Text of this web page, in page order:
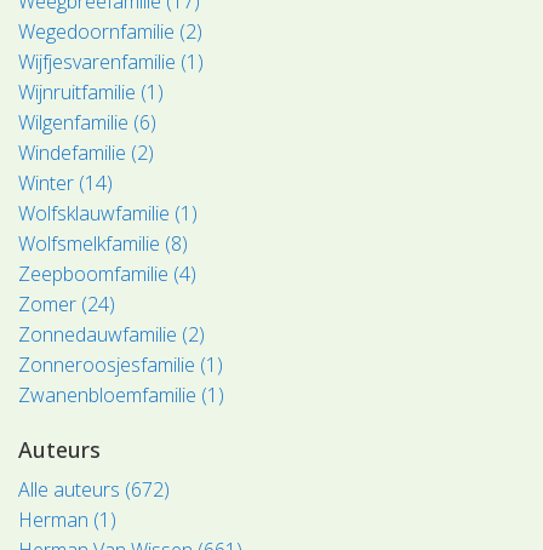
Wegedoornfamilie (2)
Wijfjesvarenfamilie (1)
Wijnruitfamilie (1)
Wilgenfamilie (6)
Windefamilie (2)
Winter (14)
Wolfsklauwfamilie (1)
Wolfsmelkfamilie (8)
Zeepboomfamilie (4)
Zomer (24)
Zonnedauwfamilie (2)
Zonneroosjesfamilie (1)
Zwanenbloemfamilie (1)
Auteurs
Alle auteurs (672)
Herman (1)